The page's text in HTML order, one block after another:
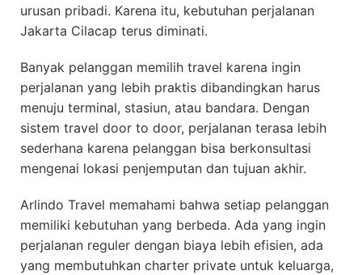
urusan pribadi. Karena itu, kebutuhan perjalanan
Jakarta Cilacap terus diminati.
Banyak pelanggan memilih travel karena ingin
perjalanan yang lebih praktis dibandingkan harus
menuju terminal, stasiun, atau bandara. Dengan
sistem travel door to door, perjalanan terasa lebih
sederhana karena pelanggan bisa berkonsultasi
mengenai lokasi penjemputan dan tujuan akhir.
Arlindo Travel memahami bahwa setiap pelanggan
memiliki kebutuhan yang berbeda. Ada yang ingin
perjalanan reguler dengan biaya lebih efisien, ada
yang membutuhkan charter private untuk keluarga,